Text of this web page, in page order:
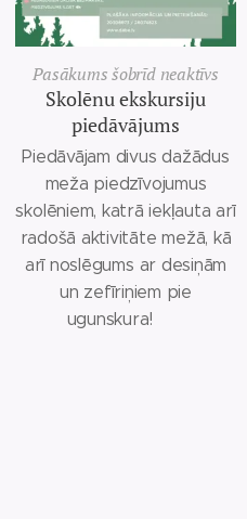
Pasākums šobrīd neaktīvs
Skolēnu ekskursiju
piedāvājums
Piedāvājam divus dažādus
meža piedzīvojumus
skolēniem, katrā iekļauta arī
radošā aktivitāte mežā, kā
arī noslēgums ar desiņām
un zefīriņiem pie
ugunskura! 🔥